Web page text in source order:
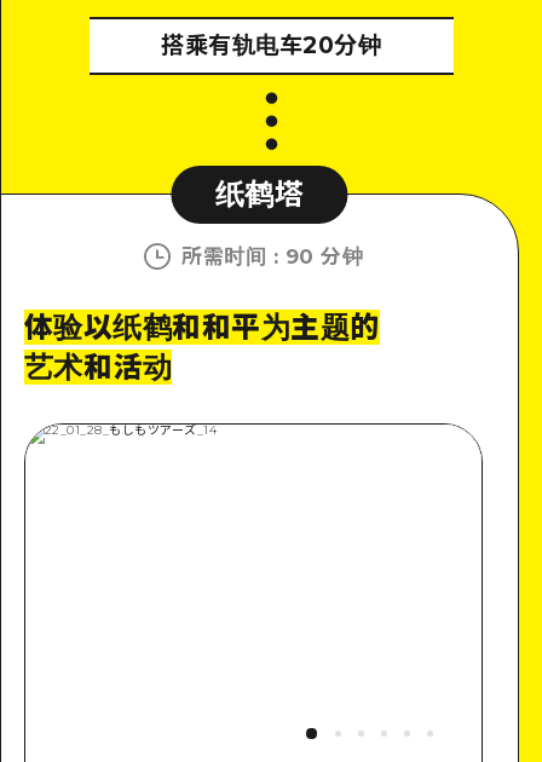
搭乘有轨电车20分钟
纸鹤塔
所需时间 : 90 分钟
体验以纸鹤和和平为主题的
艺术和活动